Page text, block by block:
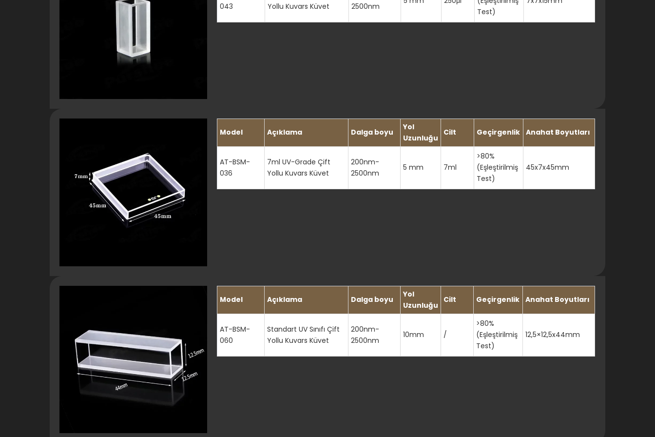
043
Yollu Kuvars Küvet
2500nm
Test)
Model Açıklama Dalga boyu
Yol
Uzunluğu
Cilt Geçirgenlik Anahat Boyutları
AT-BSM-
036
7ml UV-Grade Çift
Yollu Kuvars Küvet
200nm-
2500nm
5 mm 7ml
>80%
(Eşleştirilmiş
Test)
45x7x45mm
Model Açıklama Dalga boyu
Yol
Uzunluğu
Cilt Geçirgenlik Anahat Boyutları
AT-BSM-
060
Standart UV Sınıfı Çift
Yollu Kuvars Küvet
200nm-
2500nm
10mm /
>80%
(Eşleştirilmiş
Test)
12,5×12,5x44mm